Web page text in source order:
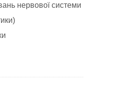
нервової системи